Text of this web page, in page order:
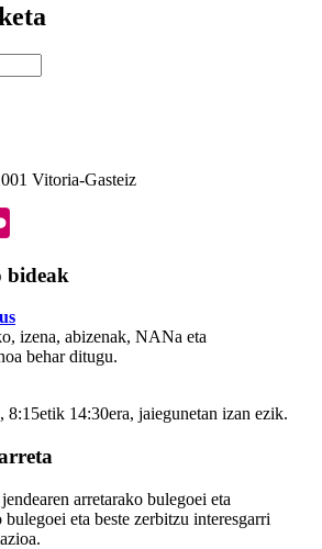
Vitoria-Gasteiz
bideak
izena, abizenak, NANa eta
behar ditugu.
8:15etik 14:30era, jaiegunetan izan ezik.
arretarako bulegoei eta
eta beste zerbitzu interesgarri